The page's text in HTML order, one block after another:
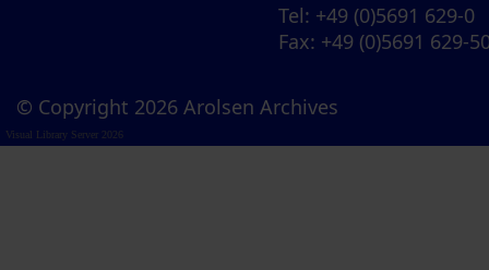
Tel: +49 (0)5691 629-0
Fax: +49 (0)5691 629-
© Copyright 2026 Arolsen Archives
Visual Library Server 2026